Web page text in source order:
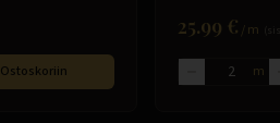
Ostoskoriin
25.99 € /m
m